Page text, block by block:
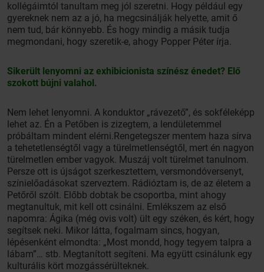
kollégáimtól tanultam meg jól szeretni. Hogy például egy
gyereknek nem az a jó, ha megcsinálják helyette, amit ő
nem tud, bár könnyebb. És hogy mindig a másik tudja
megmondani, hogy szeretik-e, ahogy Popper Péter írja.
Sikerült lenyomni az exhibicionista színész énedet? Elő
szokott bújni valahol.
Nem lehet lenyomni. A konduktor „rávezető”, és sokféleképp
lehet az. Én a Petőben is zizegtem, a lendületemmel
próbáltam mindent elérni.Rengetegszer mentem haza sírva
a tehetetlenségtől vagy a türelmetlenségtől, mert én nagyon
türelmetlen ember vagyok. Muszáj volt türelmet tanulnom.
Persze ott is újságot szerkesztettem, versmondóversenyt,
színielőadásokat szerveztem. Rádióztam is, de az életem a
Petőről szólt. Előbb dobtak be csoportba, mint ahogy
megtanultuk, mit kell ott csinálni. Emlékszem az első
napomra: Ágika (még ovis volt) ült egy széken, és kért, hogy
segítsek neki. Mikor látta, fogalmam sincs, hogyan,
lépésenként elmondta: „Most mondd, hogy tegyem talpra a
lábam”… stb. Megtanított segíteni. Ma együtt csinálunk egy
kulturális kört mozgássérülteknek.